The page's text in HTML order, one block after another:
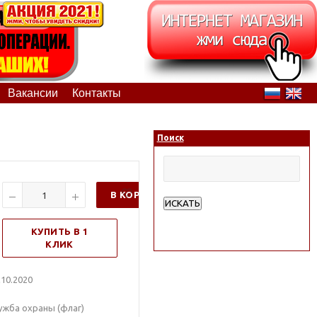
Вакансии Контакты
В КОРЗИНУ
КУПИТЬ В 1
КЛИК
охраны (флаг)
Поиск
ИСКАТЬ